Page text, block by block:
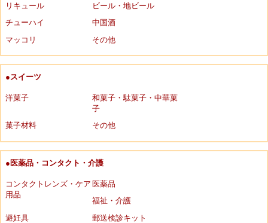
リキュール
ビール・地ビール
チューハイ
中国酒
マッコリ
その他
●スイーツ
洋菓子
和菓子・駄菓子・中華菓
子
菓子材料
その他
●医薬品・コンタクト・介護
コンタクトレンズ・ケア
用品
医薬品
福祉・介護
避妊具
郵送検診キット